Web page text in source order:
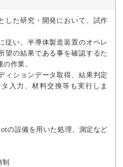
した研究・開発において、試作
従い、半導体製造装置のオペレ
望の結果である事を確認するた
作業。
ィションデータ取得、結果判定
入力、材料交換等も実行しま
の設備を用いた処理、測定など